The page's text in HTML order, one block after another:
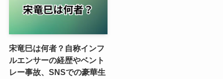
宋竜巳は何者？自称インフ
ルエンサーの経歴やベント
レー事故、SNSでの豪華生